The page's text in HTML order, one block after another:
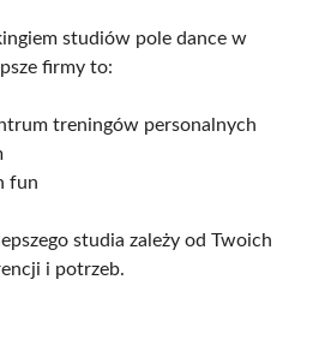
studiów pole dance w
firmy to:
treningów personalnych
fun
studia zależy od Twoich
i potrzeb.